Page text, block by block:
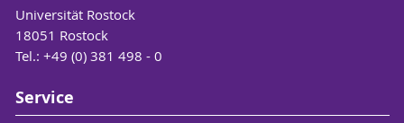
Universität Rostock
18051 Rostock
Tel.: +49 (0) 381 498 - 0
Service